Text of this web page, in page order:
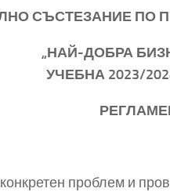
СЪСТЕЗАНИЕ ПО
„НАЙ-ДОБРА
УЧЕБНА 2023/
проблем и